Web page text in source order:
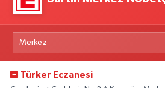
Türker Eczanesi